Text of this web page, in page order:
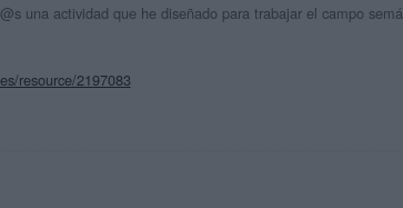
una actividad que he diseñado para trabajar el campo
resource/2197083